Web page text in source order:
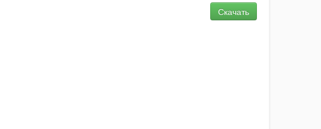
Скачать